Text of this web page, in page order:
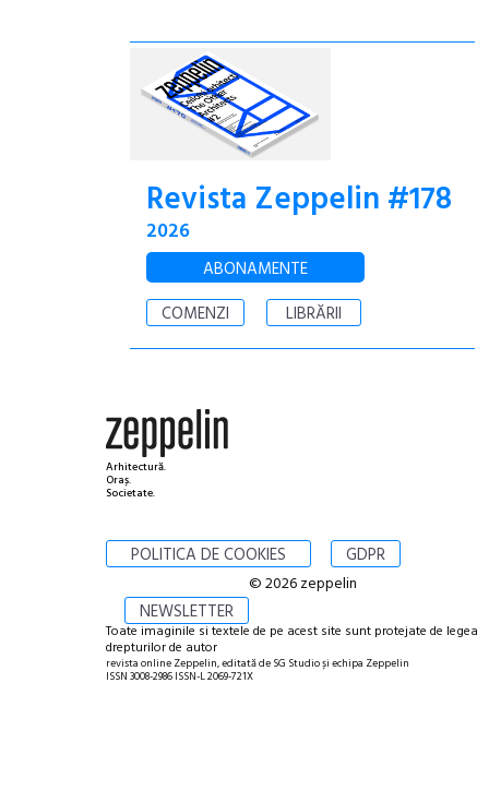
Revista Zeppelin #178
2026
ABONAMENTE
COMENZI
LIBRĂRII
Arhitectură.
Oraș.
Societate.
POLITICA DE COOKIES GDPR
NEWSLETTER
© 2026 zeppelin
Toate imaginile si textele de pe acest site sunt protejate de legea
drepturilor de autor
revista online Zeppelin, editată de SG Studio și echipa Zeppelin
ISSN 3008-2986 ISSN-L 2069-721X